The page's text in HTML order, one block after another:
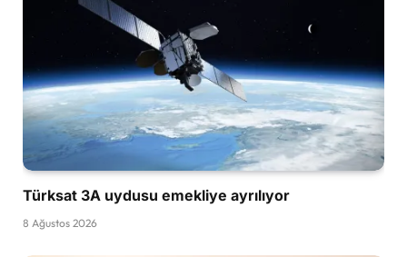
Türksat 3A uydusu emekliye ayrılıyor
8 Ağustos 2026